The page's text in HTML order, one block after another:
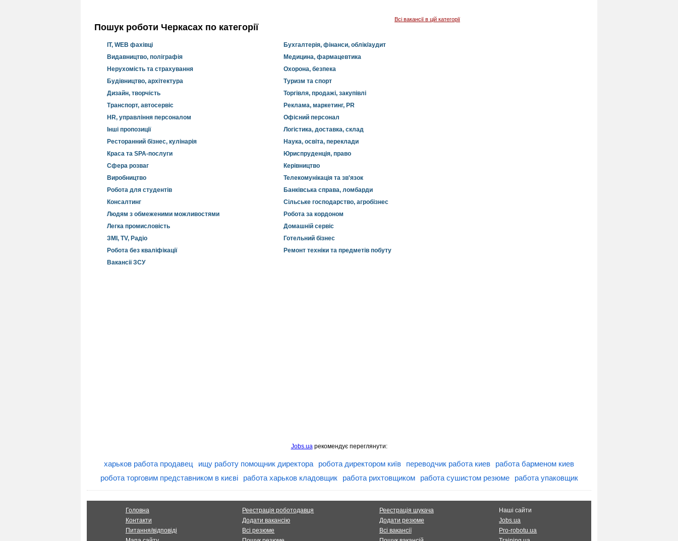
Всі вакансії в цій категорії
Пошук роботи Черкасах по категорії
IT, WEB фахівці
Бухгалтерія, фінанси, облік/аудит
Видавництво, поліграфія
Медицина, фармацевтика
Нерухомість та страхування
Охорона, безпека
Будівництво, архітектура
Туризм та спорт
Дизайн, творчість
Торгівля, продажі, закупівлі
Транспорт, автосервіс
Реклама, маркетинг, PR
HR, управління персоналом
Офісний персонал
Інші пропозиції
Логістика, доставка, склад
Ресторанний бізнес, кулінарія
Наука, освіта, переклади
Краса та SPA-послуги
Юриспруденція, право
Сфера розваг
Керівництво
Виробництво
Телекомунікація та зв'язок
Робота для студентів
Банківська справа, ломбарди
Консалтинг
Сільське господарство, агробізнес
Людям з обмеженими можливостями
Робота за кордоном
Легка промисловість
Домашній сервіс
ЗМІ, TV, Радіо
Готельний бізнес
Робота без кваліфікації
Ремонт техніки та предметів побуту
Вакансії ЗСУ
Jobs.uaрекомендує переглянути:
харьков работа продавец ищу работу помощник директора робота директором київ переводчик работа киев
работа барменом киев
робота торговим представником в києві
работа харьков кладовщик работа рихтовщиком работа сушистом резюме работа упаковщик
Головна
Контакти
Питання/відповіді
Реестрація роботодавця
Додати вакансію
Всі резюме
Реестрація шукача
Додати резюме
Всі вакансії
Наші сайти
Jobs.ua
Pro-robotu.ua